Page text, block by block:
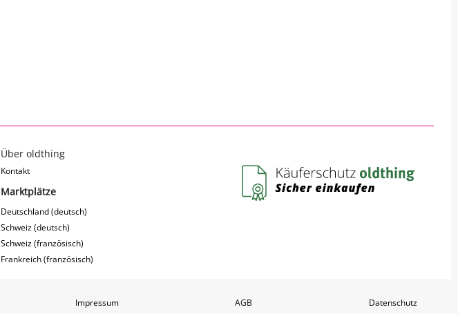
Über oldthing
Kontakt
Marktplätze
Deutschland (deutsch)
Schweiz (deutsch)
Schweiz (französisch)
Frankreich (französisch)
Impressum AGB Datenschutz